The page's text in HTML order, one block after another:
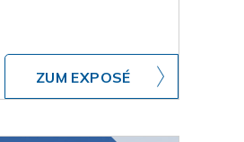
ZUM EXPOSÉ